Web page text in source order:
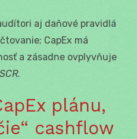
aj daňové pravidlá
CapEx má
a zásadne ovplyvňuje
.
plánu,
cashflow